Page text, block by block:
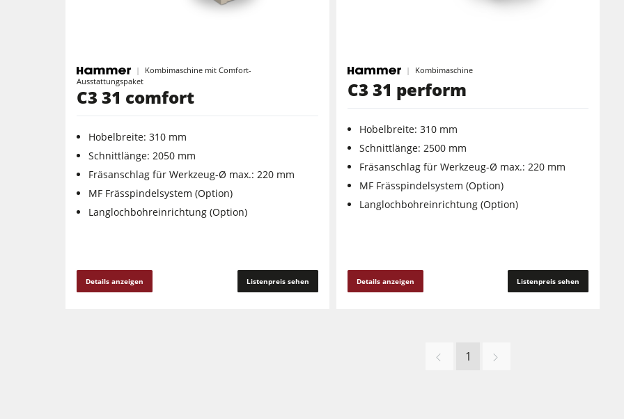
Kombimaschine mit Comfort-
Ausstattungspaket
C3 31 comfort
Hobelbreite: 310 mm
Schnittlänge: 2050 mm
Fräsanschlag für Werkzeug-Ø max.: 220 mm
MF Frässpindelsystem (Option)
Langlochbohreinrichtung (Option)
Details anzeigen Listenpreis sehen
Kombimaschine
C3 31 perform
Hobelbreite: 310 mm
Schnittlänge: 2500 mm
Fräsanschlag für Werkzeug-Ø max.: 220 mm
MF Frässpindelsystem (Option)
Langlochbohreinrichtung (Option)
Details anzeigen Listenpreis sehen
1